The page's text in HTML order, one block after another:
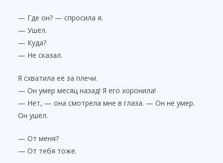
— Где он? — спросила я.
— Ушёл.
— Куда?
— Не сказал.
Я схватила её за плечи.
— Он умер месяц назад! Я его хоронила!
— Нет, — она смотрела мне в глаза. — Он не умер.
Он ушёл.
— От меня?
— От тебя тоже.